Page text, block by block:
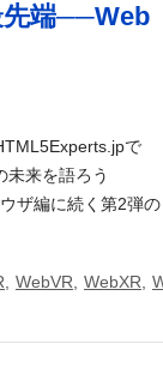
先端──Web
で
未来を語ろう
ザ編に続く第2弾の
WebVR WebXR